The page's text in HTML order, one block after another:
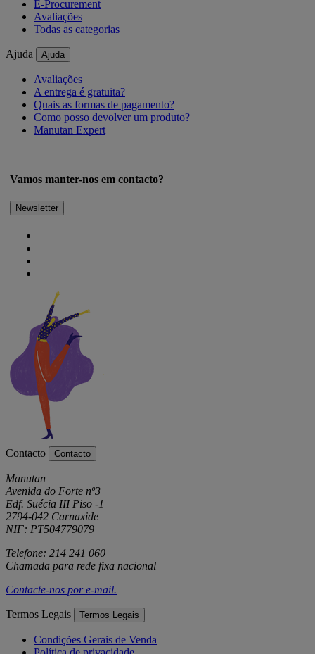
E-Procurement
Avaliações
Todas as categorias
Ajuda Ajuda
Avaliações
A entrega é gratuita?
Quais as formas de pagamento?
Como posso devolver um produto?
Manutan Expert
Vamos manter-nos em contacto?
Newsletter
Contacto Contacto
Manutan
Avenida do Forte nº3
Edf. Suécia III Piso -1
2794-042 Carnaxide
NIF: PT504779079
Telefone: 214 241 060
Chamada para rede fixa nacional
Contacte-nos pore-mail.
Termos Legais Termos Legais
Condições Gerais de Venda